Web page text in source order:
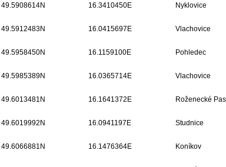
49.5908614N 16.3410450E Nyklovice
49.5912483N 16.0415697E Vlachovice
49.5958450N 16.1159100E Pohledec
49.5985389N 16.0365714E Vlachovice
49.6013481N 16.1641372E Roženecké
49.6019992N 16.0941197E Studnice
49.6066881N 16.1476364E Koníkov